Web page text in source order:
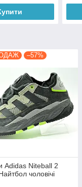
–57%
Adidas Niteball 2
чоловічі